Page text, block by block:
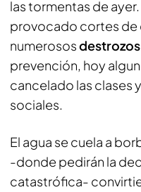
las tormentas de
provocado cortes de
numerososdestrozos
prevención, hoy
cancelado las clases
sociales.
El agua se cuela a
-donde pedirán la
catastrófica-